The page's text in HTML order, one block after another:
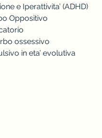
e Iperattivita’ (ADHD)
Oppositivo
ossessivo
in eta’ evolutiva